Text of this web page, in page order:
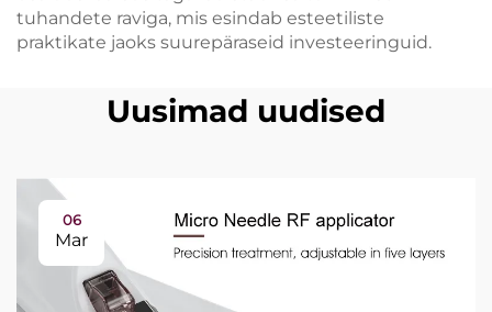
tuhandete raviga, mis esindab esteetiliste
praktikate jaoks suurepäraseid investeeringuid.
Uusimad uudised
06
Mar